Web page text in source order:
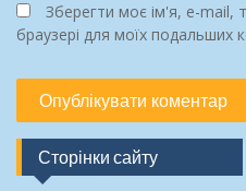
Зберегти моє ім'я, e-mail,
браузері для моїх подальших
Сторінки сайту